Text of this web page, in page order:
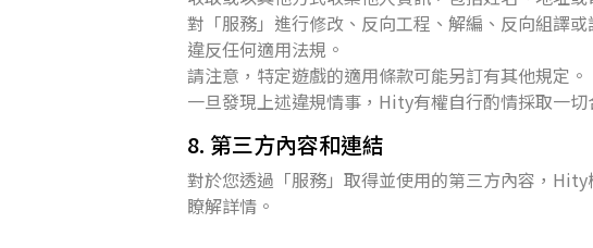
對「服務」進行修改、反向工程、解編、反向組譯
違反任何適用法規。
請注意，特定遊戲的適用條款可能另訂有其他規定。
一旦發現上述違規情事，Hity有權自行酌情採取一
8. 第三方內容和連結
對於您透過「服務」取得並使用的第三方內容，
瞭解詳情。